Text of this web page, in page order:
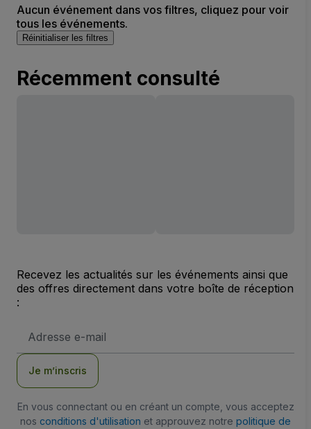
Aucun événement dans vos filtres, cliquez pour voir
tous les événements.
Réinitialiser les filtres
Récemment consulté
Recevez les actualités sur les événements ainsi que
des offres directement dans votre boîte de réception
:
e-
Je m’inscris
En vous connectant ou en créant un compte, vous acceptez
nos conditions d'utilisation et approuvez notre politique de